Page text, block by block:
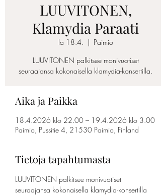
LUUVITONEN,
Klamydia Paraati
la 18.4.
  |
Paimio
LUUVITONEN palkitsee monivuotiset
seuraajansa kokonaisella klamydia-konsertilla.
Aika ja Paikka
18.4.2026 klo 22.00 – 19.4.2026 klo 3.00
Paimio, Pussitie 4, 21530 Paimio, Finland
Tietoja tapahtumasta
LUUVITONEN palkitsee monivuotiset
seuraajansa kokonaisella klamydia-konsertilla